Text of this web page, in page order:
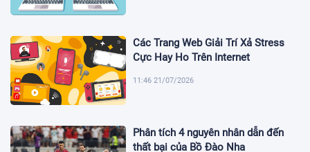
Các Trang Web Giải Trí Xả Stress
Cực Hay Ho Trên Internet
11:46 21/07/2026
Phân tích 4 nguyên nhân dẫn đến
thất bại của Bồ Đào Nha